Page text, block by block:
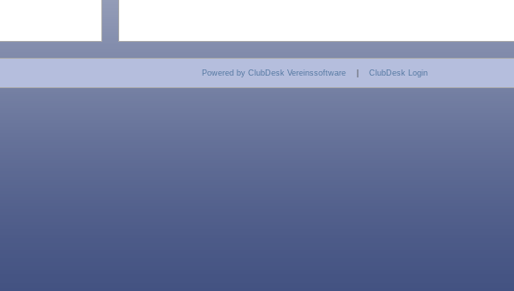
Powered by ClubDesk Vereinssoftware| ClubDesk Login